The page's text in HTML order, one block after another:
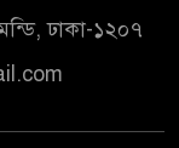
ঢাকা-১২০৭